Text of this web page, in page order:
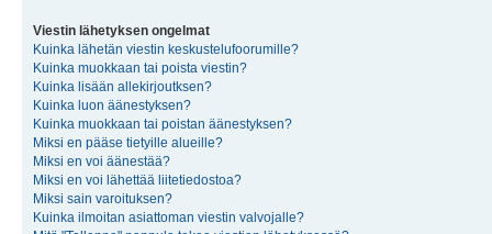
Viestin lähetyksen ongelmat
Kuinka lähetän viestin keskustelufoorumille?
Kuinka muokkaan tai poista viestin?
Kuinka lisään allekirjoutksen?
Kuinka luon äänestyksen?
Kuinka muokkaan tai poistan äänestyksen?
Miksi en pääse tietyille alueille?
Miksi en voi äänestää?
Miksi en voi lähettää liitetiedostoa?
Miksi sain varoituksen?
Kuinka ilmoitan asiattoman viestin valvojalle?